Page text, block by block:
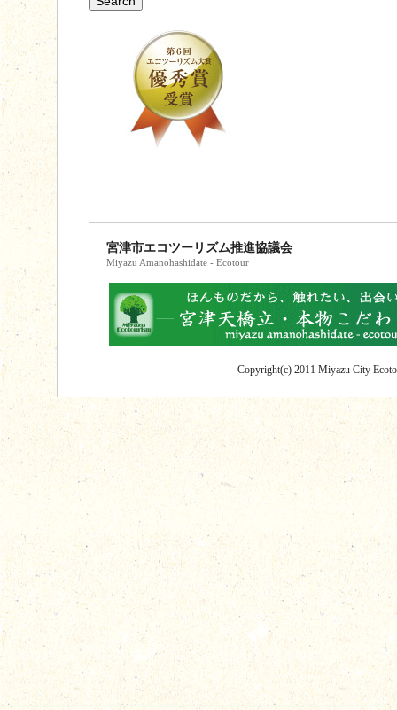
宮津市エコツーリズム推進協議会
Miyazu Amanohashidate - Ecotour
Copyright(c) 2011 Miyazu City